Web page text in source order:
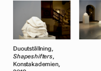
Duoutställning,
Shapeshifters,
Konstakademien,